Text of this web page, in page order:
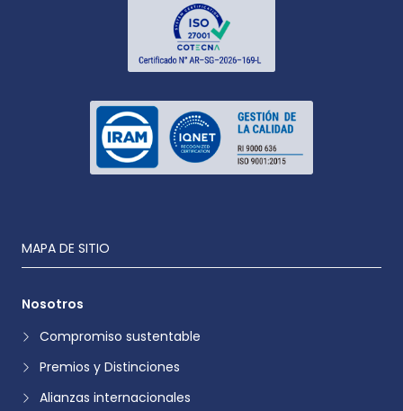
MAPA DE SITIO
Nosotros
Compromiso sustentable
Premios y Distinciones
Alianzas internacionales